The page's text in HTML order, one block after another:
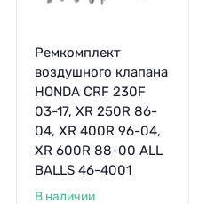
Ремкомплект
воздушного клапана
HONDA CRF 230F
03-17, XR 250R 86-
04, XR 400R 96-04,
XR 600R 88-00 ALL
BALLS 46-4001
В наличии